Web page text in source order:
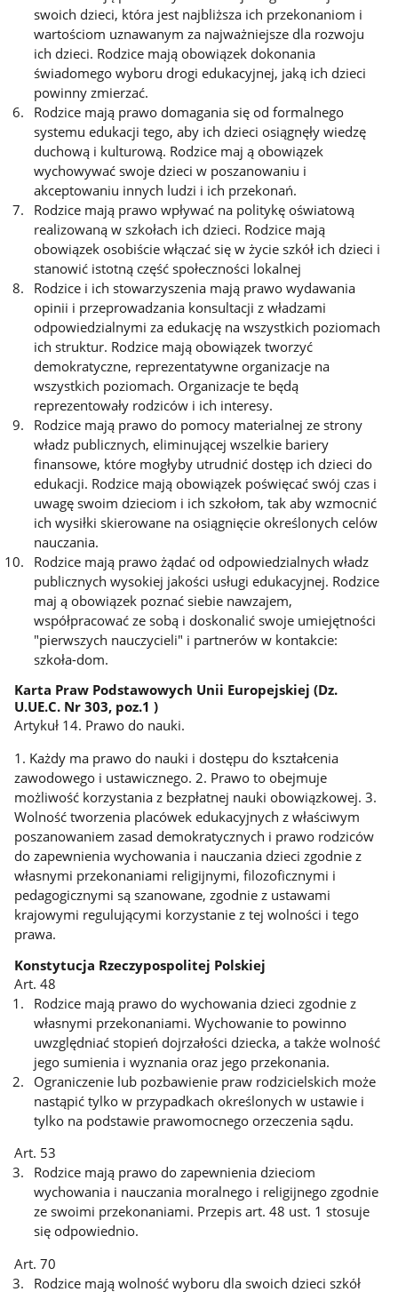
swoich dzieci, która jest najbliższa ich przekonaniom i
wartościom uznawanym za najważniejsze dla rozwoju
ich dzieci. Rodzice mają obowiązek dokonania
świadomego wyboru drogi edukacyjnej, jaką ich dzieci
powinny zmierzać.
Rodzice mają prawo domagania się od formalnego
systemu edukacji tego, aby ich dzieci osiągnęły wiedzę
duchową i kulturową. Rodzice maj ą obowiązek
wychowywać swoje dzieci w poszanowaniu i
akceptowaniu innych ludzi i ich przekonań.
Rodzice mają prawo wpływać na politykę oświatową
realizowaną w szkołach ich dzieci. Rodzice mają
obowiązek osobiście włączać się w życie szkół ich dzieci i
stanowić istotną część społeczności lokalnej
Rodzice i ich stowarzyszenia mają prawo wydawania
opinii i przeprowadzania konsultacji z władzami
odpowiedzialnymi za edukację na wszystkich poziomach
ich struktur. Rodzice mają obowiązek tworzyć
demokratyczne, reprezentatywne organizacje na
wszystkich poziomach. Organizacje te będą
reprezentowały rodziców i ich interesy.
Rodzice mają prawo do pomocy materialnej ze strony
władz publicznych, eliminującej wszelkie bariery
finansowe, które mogłyby utrudnić dostęp ich dzieci do
edukacji. Rodzice mają obowiązek poświęcać swój czas i
uwagę swoim dzieciom i ich szkołom, tak aby wzmocnić
ich wysiłki skierowane na osiągnięcie określonych celów
nauczania.
Rodzice mają prawo żądać od odpowiedzialnych władz
publicznych wysokiej jakości usługi edukacyjnej. Rodzice
maj ą obowiązek poznać siebie nawzajem,
współpracować ze sobą i doskonalić swoje umiejętności
"pierwszych nauczycieli" i partnerów w kontakcie:
szkoła-dom.
Karta Praw Podstawowych Unii Europejskiej (Dz.
U.UE.C. Nr 303, poz.1 )
Artykuł 14. Prawo do nauki.
1. Każdy ma prawo do nauki i dostępu do kształcenia
zawodowego i ustawicznego. 2. Prawo to obejmuje
możliwość korzystania z bezpłatnej nauki obowiązkowej. 3.
Wolność tworzenia placówek edukacyjnych z właściwym
poszanowaniem zasad demokratycznych i prawo rodziców
do zapewnienia wychowania i nauczania dzieci zgodnie z
własnymi przekonaniami religijnymi, filozoficznymi i
pedagogicznymi są szanowane, zgodnie z ustawami
krajowymi regulującymi korzystanie z tej wolności i tego
prawa.
Konstytucja Rzeczypospolitej Polskiej
Art. 48
Rodzice mają prawo do wychowania dzieci zgodnie z
własnymi przekonaniami. Wychowanie to powinno
uwzględniać stopień dojrzałości dziecka, a także wolność
jego sumienia i wyznania oraz jego przekonania.
Ograniczenie lub pozbawienie praw rodzicielskich może
nastąpić tylko w przypadkach określonych w ustawie i
tylko na podstawie prawomocnego orzeczenia sądu.
Art. 53
Rodzice mają prawo do zapewnienia dzieciom
wychowania i nauczania moralnego i religijnego zgodnie
ze swoimi przekonaniami. Przepis art. 48 ust. 1 stosuje
się odpowiednio.
Art. 70
Rodzice mają wolność wyboru dla swoich dzieci szkół